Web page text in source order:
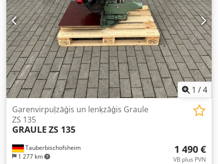
1 /4
Tauberbischofsheim
1 277 km
Garenvirpuļzāģis un lenķzāģis Graule
ZS 135
GRAULE ZS 135
1 490 €
VB plus PVN